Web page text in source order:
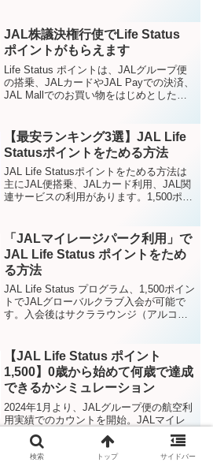
JAL株議決権行使でLife Status
ポイントがもらえます
Life Status ポイントは、JALグループ便
の搭乗、JALカードやJAL Payでの決済、
JAL Mallでのお買い物をはじめとした日
が1,5...
【最安ランキング3選】JAL Life
Statusポイントをためる方法
JAL Life Statusポイントをためる方法は
主にJAL便搭乗、JALカード利用、JAL関
連サービスの利用があります。1,500ポイ
1,500ポイントをためる方...
「JALマイレージパーク利用」で
JAL Life Status ポイントをため
る方法
JAL Life Status プログラム、1,500ポイン
トでJALグローバルクラブ入会が可能で
す。入会後はサクララウンジ（アルコー
ます。この記事でわかること！この記...
【JAL Life Status ポイント
1,500】0歳から始めて何歳で達成
できるかシミュレーション
2024年1月より、JALグループ便の航空利
用実績でのカウントを開始。JALマイレ
ージバンク会員を対象に、1,500 Life
Status ポイントから「JALグローバルク
ラブ」入会資格が得られます。JALマイ
検索 トップ サイドバー